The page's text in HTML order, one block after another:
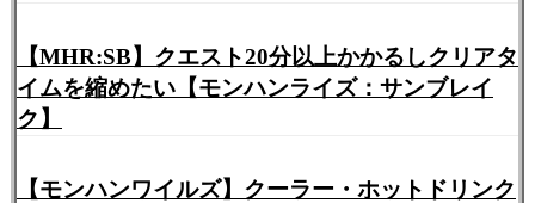
【MHR:SB】クエスト20分以上かかるしクリアタ
イムを縮めたい【モンハンライズ：サンブレイ
ク】
【モンハンワイルズ】クーラー・ホットドリンク